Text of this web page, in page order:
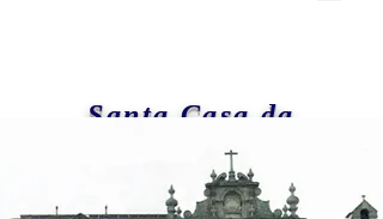
Santa Casa da
Misericórdia de Chaves